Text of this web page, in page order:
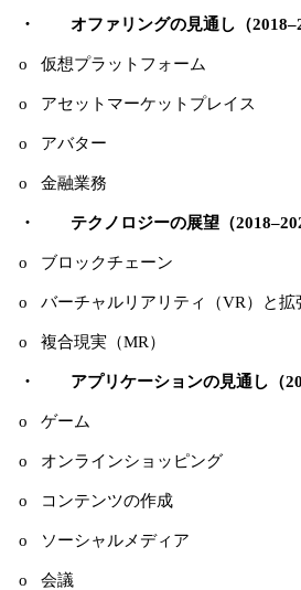
・ オファリングの見通し（
o 仮想プラットフォーム
o アセットマーケットプレイス
o アバター
o 金融業務
・ テクノロジーの展望（
o ブロックチェーン
o バーチャルリアリティ（VR）と拡
o 複合現実（MR）
・ アプリケーションの見通し（
o ゲーム
o オンラインショッピング
o コンテンツの作成
o ソーシャルメディア
o 会議